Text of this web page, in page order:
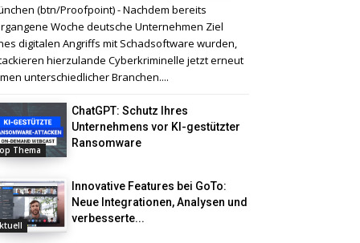
(btn/Proofpoint) - Nachdem bereits
Woche deutsche Unternehmen Ziel
digitalen Angriffs mit Schadsoftware wurden,
hierzulande Cyberkriminelle jetzt erneut
unterschiedlicher Branchen....
Thema
ChatGPT: Schutz Ihres
Unternehmens vor KI-gestützter
Ransomware
Innovative Features bei GoTo:
Neue Integrationen, Analysen und
verbesserte...